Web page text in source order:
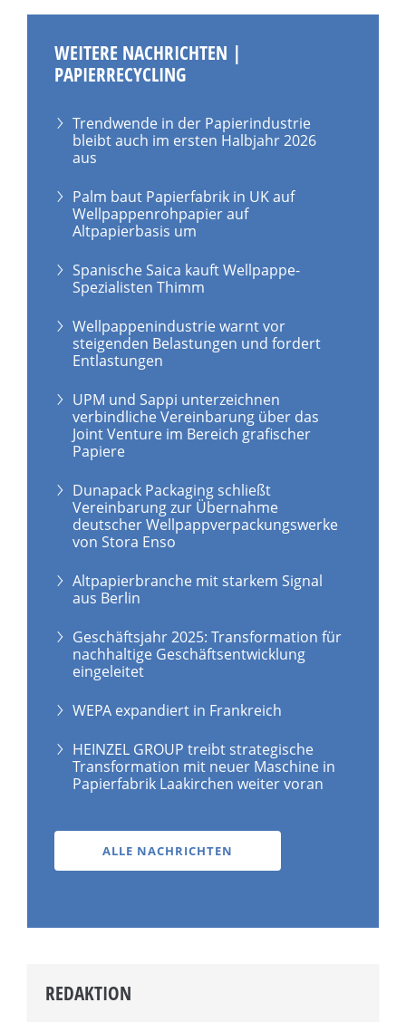
WEITERE NACHRICHTEN |
PAPIERRECYCLING
Trendwende in der Papierindustrie
bleibt auch im ersten Halbjahr 2026
aus
Palm baut Papierfabrik in UK auf
Wellpappenrohpapier auf
Altpapierbasis um
Spanische Saica kauft Wellpappe-
Spezialisten Thimm
Wellpappenindustrie warnt vor
steigenden Belastungen und fordert
Entlastungen
UPM und Sappi unterzeichnen
verbindliche Vereinbarung über das
Joint Venture im Bereich grafischer
Papiere
Dunapack Packaging schließt
Vereinbarung zur Übernahme
deutscher Wellpappverpackungswerke
von Stora Enso
Altpapierbranche mit starkem Signal
aus Berlin
Geschäftsjahr 2025: Transformation für
nachhaltige Geschäftsentwicklung
eingeleitet
WEPA expandiert in Frankreich
HEINZEL GROUP treibt strategische
Transformation mit neuer Maschine in
Papierfabrik Laakirchen weiter voran
ALLE NACHRICHTEN
REDAKTION